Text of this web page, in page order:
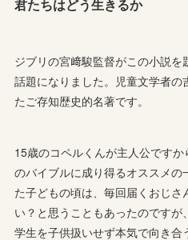
君たちはどう生きるか
ジブリの宮﨑駿監督がこの小説
話題になりました。児童文学者
たご存知歴史的名著です。
15歳のコペルくんが主人公です
のバイブルに成り得るオススメ
た子どもの頃は、毎回届くおじ
い？と思うこともあったのです
学生を子供扱いせず本気で向き